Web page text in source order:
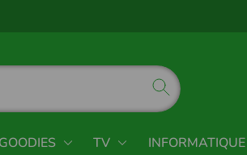
TV INFORMATIQUE